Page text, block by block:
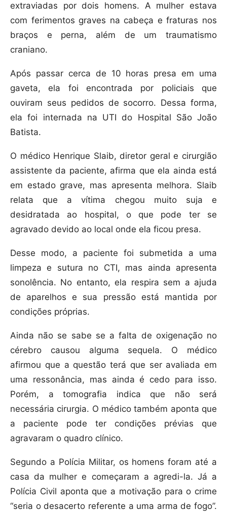
extraviadas por dois homens. A mulher estava
com ferimentos graves na cabeça e fraturas nos
braços e perna, além de um traumatismo
craniano.
Após passar cerca de 10 horas presa em uma
gaveta, ela foi encontrada por policiais que
ouviram seus pedidos de socorro. Dessa forma,
ela foi internada na UTI do Hospital São João
Batista.
O médico Henrique Slaib, diretor geral e cirurgião
assistente da paciente, afirma que ela ainda está
em estado grave, mas apresenta melhora. Slaib
relata que a vítima chegou muito suja e
desidratada ao hospital, o que pode ter se
agravado devido ao local onde ela ficou presa.
Desse modo, a paciente foi submetida a uma
limpeza e sutura no CTI, mas ainda apresenta
sonolência. No entanto, ela respira sem a ajuda
de aparelhos e sua pressão está mantida por
condições próprias.
Ainda não se sabe se a falta de oxigenação no
cérebro causou alguma sequela. O médico
afirmou que a questão terá que ser avaliada em
uma ressonância, mas ainda é cedo para isso.
Porém, a tomografia indica que não será
necessária cirurgia. O médico também aponta que
a paciente pode ter condições prévias que
agravaram o quadro clínico.
Segundo a Polícia Militar, os homens foram até a
casa da mulher e começaram a agredi-la. Já a
Polícia Civil aponta que a motivação para o crime
“seria o desacerto referente a uma arma de fogo”.